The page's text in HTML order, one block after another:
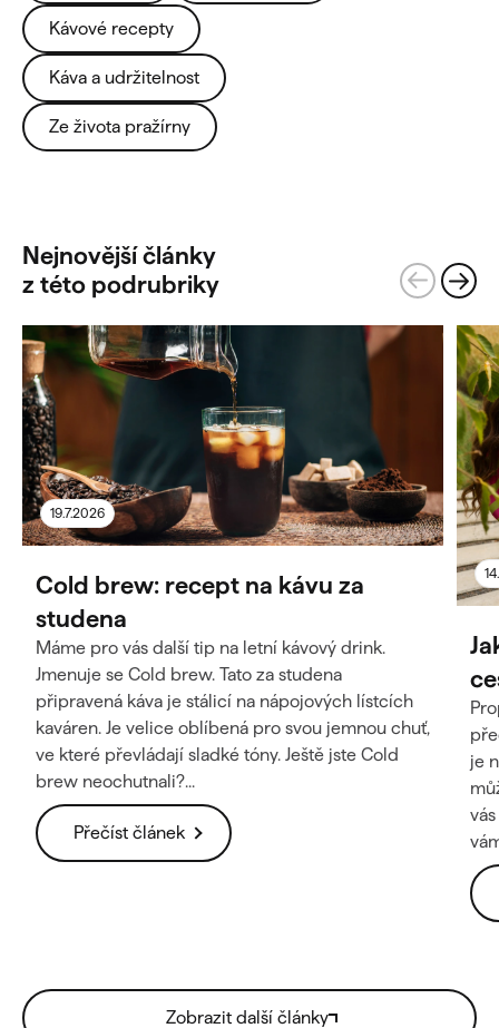
Kávové recepty
Káva a udržitelnost
Ze života pražírny
Nejnovější články
z této podrubriky
19.7.2026
Cold brew: recept na kávu za
studena
Máme pro vás další tip na letní kávový drink.
Jmenuje se Cold brew. Tato za studena
připravená káva je stálicí na nápojových lístcích
kaváren. Je velice oblíbená pro svou jemnou chuť,
ve které převládají sladké tóny. Ještě jste Cold
brew neochutnali?...
Přečíst článek
je
Zobrazit další články